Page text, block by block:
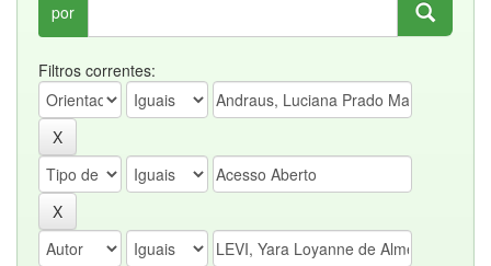
por
Filtros correntes: